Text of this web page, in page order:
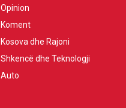
Opinion
Koment
Kosova dhe Rajoni
Shkencë dhe Teknologji
Auto